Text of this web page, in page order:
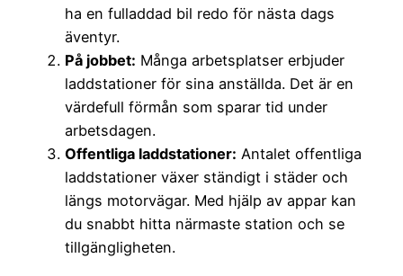
ha en fulladdad bil redo för nästa dags
äventyr.
På jobbet: Många arbetsplatser erbjuder
laddstationer för sina anställda. Det är en
värdefull förmån som sparar tid under
arbetsdagen.
Offentliga laddstationer: Antalet offentliga
laddstationer växer ständigt i städer och
längs motorvägar. Med hjälp av appar kan
du snabbt hitta närmaste station och se
tillgängligheten.